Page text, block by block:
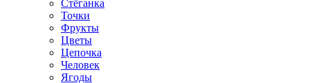
Стёганка
Точки
Фрукты
Цветы
Цепочка
Человек
Ягоды